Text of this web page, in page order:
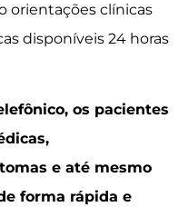
orientações clínicas
disponíveis 24 horas
os pacientes
e até mesmo
forma rápida e